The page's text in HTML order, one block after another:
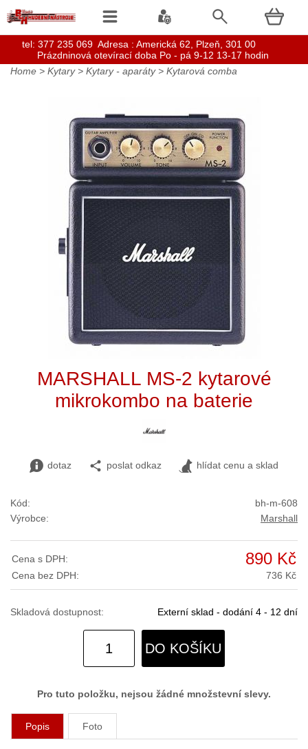
Home > Kytary> Kytary - aparáty> Kytarová comba
MARSHALL MS-2 kytarové
mikrokombo na baterie
dotaz poslat odkaz hlídat cenu a sklad
Kód:
bh-m-608
Výrobce:
Marshall
Cena s DPH: 890 Kč
Cena bez DPH: 736 Kč
Skladová dostupnost: Externí sklad - dodání 4 - 12 dní
DO KOŠÍKU
Pro tuto položku, nejsou žádné množstevní slevy.
Popis Foto
tel: 377 235 069 Adresa : Americká 62, Plzeň, 301 00
Prázdninová otevírací doba Po - pá 9-12 13-17 hodin